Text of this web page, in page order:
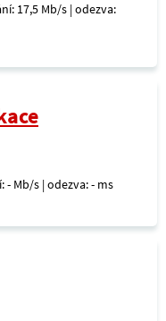
17,5 Mb/s | odezva:
- Mb/s | odezva: - ms